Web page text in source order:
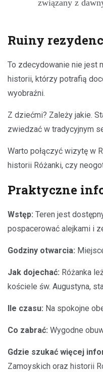
związany z
Ruiny
To zdecydowanie nie jest
historii, którzy potrafią
wyobraźni.
Z dziećmi? Zależy jakie.
zwiedzać w tradycyjnym
Warto połączyć wizytę w
historii Różanki, czy
Praktyczne
Wstęp: Teren jest
pospacerować alejkami i
Godziny otwarcia:
Jak dojechać: Różanka
kościele św. Augustyna,
Ile czasu: Na spokojne
Co zabrać: Wygodne
Gdzie szukać więcej
Zamoyskich oraz historii